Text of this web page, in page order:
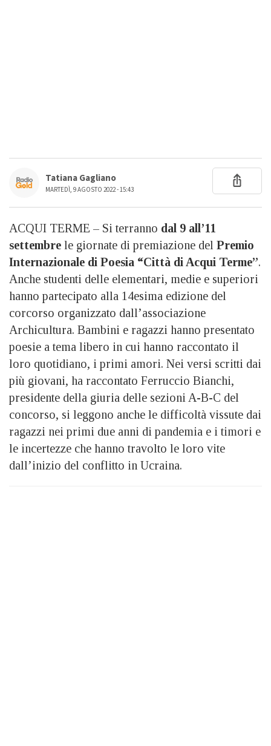
Tatiana Gagliano
MARTEDÌ, 9 AGOSTO 2022 - 15:43
ACQUI TERME – Si terranno dal 9 all’11
settembre le giornate di premiazione del Premio
Internazionale di Poesia “Città di Acqui Terme”.
Anche studenti delle elementari, medie e superiori
hanno partecipato alla 14esima edizione del
corcorso organizzato dall’associazione
Archicultura. Bambini e ragazzi hanno presentato
poesie a tema libero in cui hanno raccontato il
loro quotidiano, i primi amori. Nei versi scritti dai
più giovani, ha raccontato Ferruccio Bianchi,
presidente della giuria delle sezioni A-B-C del
concorso, si leggono anche le difficoltà vissute dai
ragazzi nei primi due anni di pandemia e i timori e
le incertezze che hanno travolto le loro vite
dall’inizio del conflitto in Ucraina.